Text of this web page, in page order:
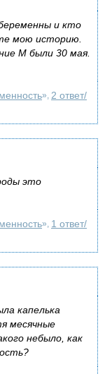
и кто
мою историю.
М были 30 мая.
», 2 ответ/
это
», 1 ответ/
капелька
месячные
небыло, как